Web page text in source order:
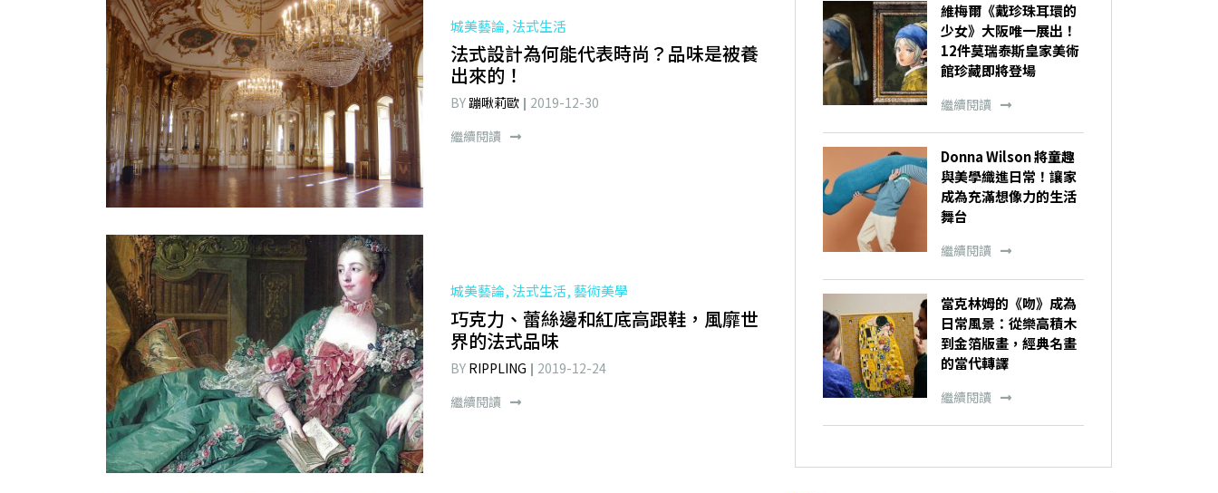
城美藝論, 法式生活
法式設計為何能代表時尚？品味是被養
出來的！
BY蹦啾莉歐
2019-12-30
繼續閱讀
城美藝論, 法式生活, 藝術美學
巧克力、蕾絲邊和紅底高跟鞋，風靡世
界的法式品味
BY RIPPLING
2019-12-24
繼續閱讀
維梅爾《戴珍珠耳環的
少女》大阪唯一展出！
12件莫瑞泰斯皇家美術
館珍藏即將登場
繼續閱讀
Donna Wilson 將童趣
與美學織進日常！讓家
成為充滿想像力的生活
舞台
繼續閱讀
當克林姆的《吻》成為
日常風景：從樂高積木
到金箔版畫，經典名畫
的當代轉譯
繼續閱讀